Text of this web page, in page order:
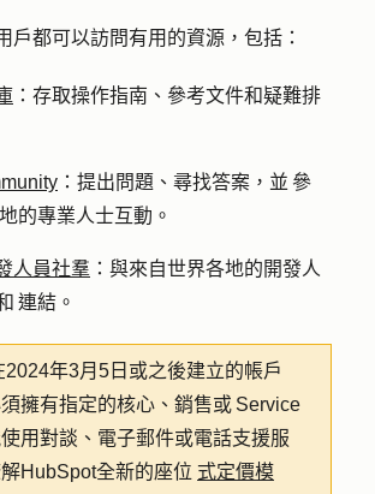
戶都可以訪問有用的資源，包括：
：存取操作指南、參考文件和疑難排
：提出問題、尋找答案，並 參
的專業人士互動。
人員社羣 ：與來自世界各地的開發人
連結。
2024年3月5日或之後建立的帳戶
擁有指定的核心、銷售或 Service
用對談、電子郵件或電話支援服
HubSpot全新的座位 式定價模